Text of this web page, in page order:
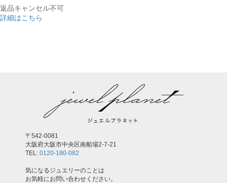
返品キャンセル不可
詳細はこちら
〒542-0081
大阪府大阪市中央区南船場2-7-21
TEL: 0120-180-082
気になるジュエリーのことは
お気軽にお問い合わせください。